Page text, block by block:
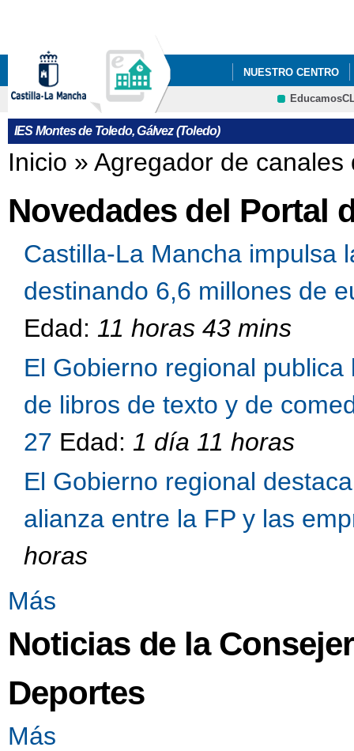
NUESTRO CENTRO
INFÓRMATE
IES Montes de Toledo, Gálvez (Toledo)
Se encuentra usted aquí
Inicio » Agregador de canales
Novedades del Portal
Castilla-La Mancha impulsa
destinando 6,6 millones de
Edad: 11 horas 43 mins
El Gobierno regional
de libros de texto y de
27 Edad: 1 día 11 horas
El Gobierno regional
alianza entre la FP y las
horas
Más
Noticias de la
Deportes
Más